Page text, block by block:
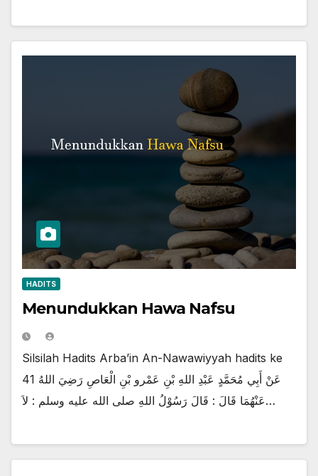
HADITS
Menundukkan Hawa Nafsu
Silsilah Hadits Arba’in An-Nawawiyyah hadits ke
41 عَنْ أَبِي مُحَمَّدٍ عَبْدِ اللهِ بْنِ عَمْرو بْنِ الْعَاصِ رَضِيَ اللهُ
عَنْهُمَا قَالَ : قَالَ رَسُوْلُ اللهِ صلى الله عليه وسلم : لاَ…